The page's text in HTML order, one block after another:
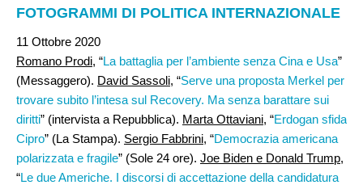
FOTOGRAMMI DI POLITICA INTERNAZIONALE
11 Ottobre 2020
Romano Prodi, “La battaglia per l’ambiente senza Cina e Usa”
(Messaggero). David Sassoli, “Serve una proposta Merkel per
trovare subito l’intesa sul Recovery. Ma senza barattare sui
diritti” (intervista a Repubblica). Marta Ottaviani, “Erdogan sfida
Cipro” (La Stampa). Sergio Fabbrini, “Democrazia americana
polarizzata e fragile” (Sole 24 ore). Joe Biden e Donald Trump,
“Le due Americhe. I discorsi di accettazione della candidatura